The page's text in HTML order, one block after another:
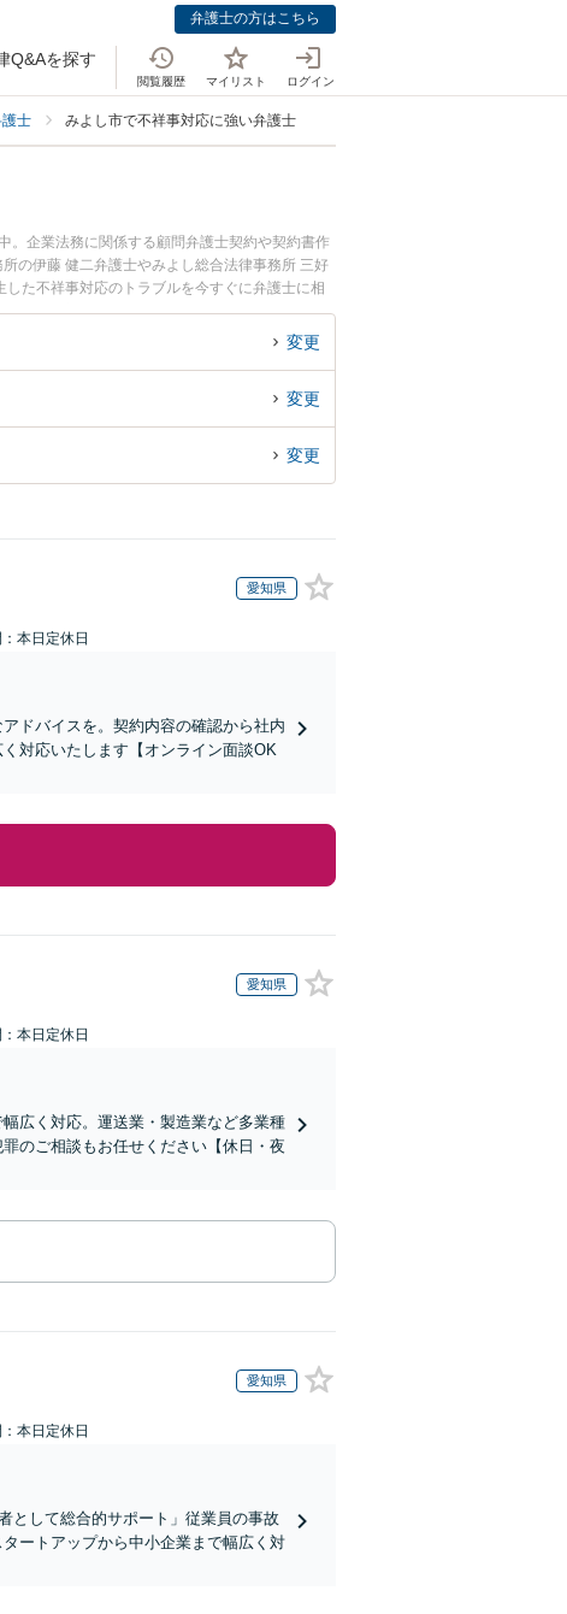
弁護士の方はこちら
Q&Aを探す
閲覧履歴 マイリスト ログイン
士 みよし市で不祥事対応に強い弁護士
。企業法務に関係する顧問弁護士契約や契約書作
の伊藤 健二弁護士やみよし総合法律事務所 三好
た不祥事対応のトラブルを今すぐに弁護士に相
みよし市内の弁護士に相談予約したい』などでお
変更
変更
変更
愛知県
本日定休日
ドバイスを。契約内容の確認から社内
対応いたします【オンライン面談OK
愛知県
本日定休日
広く対応。運送業・製造業など多業種
のご相談もお任せください【休日・夜
愛知県
本日定休日
として総合的サポート」従業員の事故
ートアップから中小企業まで幅広く対